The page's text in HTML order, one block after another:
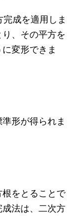
成を適用しま
、その平方を
変形できま
形が得られま
をとることで
法は、二次方